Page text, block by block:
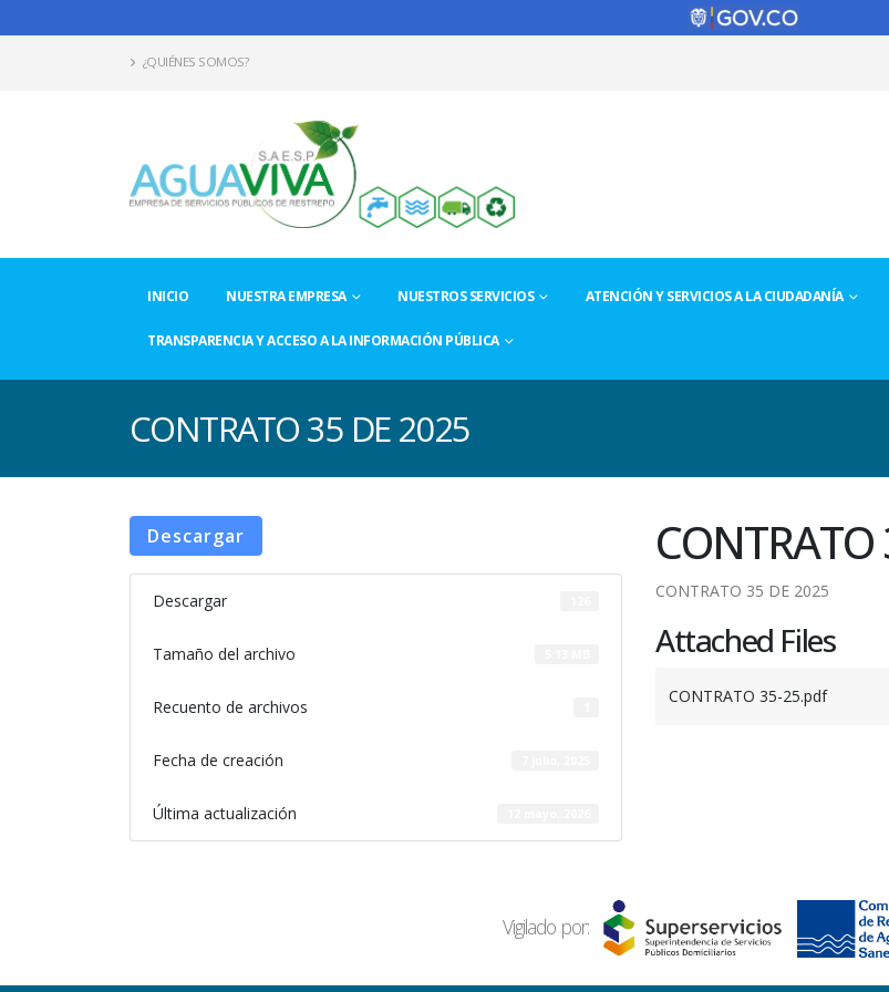
¿QUIÉNES SOMOS?
INICIO NUESTRA EMPRESA NUESTROS SERVICIOS ATENCIÓN Y SERVICIOS A LA CIUDADANÍA
TRANSPARENCIA Y ACCESO A LA INFORMACIÓN PÚBLICA
CONTRATO 35 DE 2025
Descargar
Descargar
Tamaño del archivo
Recuento de archivos
Fecha de creación
Última actualización
CONTRATO 35 DE 2025
Attached Files
CONTRATO 35-25.pdf
Vigilado por: